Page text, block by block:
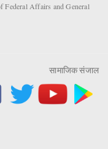
Affairs and General
सामाजिक संजाल